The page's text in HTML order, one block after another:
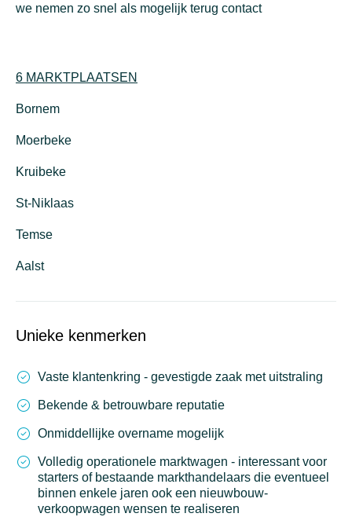
we nemen zo snel als mogelijk terug contact
6 MARKTPLAATSEN
Bornem
Moerbeke
Kruibeke
St-Niklaas
Temse
Aalst
Unieke kenmerken
Vaste klantenkring - gevestigde zaak met uitstraling
Bekende & betrouwbare reputatie
Onmiddellijke overname mogelijk
Volledig operationele marktwagen - interessant voor
starters of bestaande markthandelaars die eventueel
binnen enkele jaren ook een nieuwbouw-
verkoopwagen wensen te realiseren